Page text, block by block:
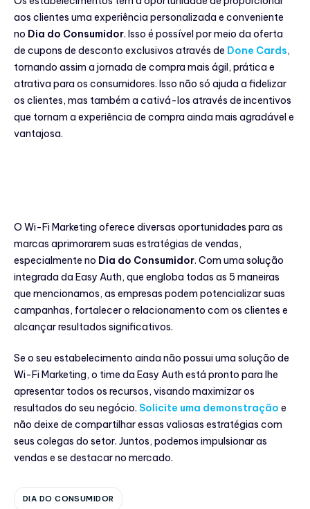
aos clientes uma experiência personalizada e conveniente
no Dia do Consumidor. Isso é possível por meio da oferta
de cupons de desconto exclusivos através de Done Cards,
tornando assim a jornada de compra mais ágil, prática e
atrativa para os consumidores. Isso não só ajuda a fidelizar
os clientes, mas também a cativá-los através de incentivos
que tornam a experiência de compra ainda mais agradável e
vantajosa.
O Wi-Fi Marketing oferece diversas oportunidades para as
marcas aprimorarem suas estratégias de vendas,
especialmente no Dia do Consumidor. Com uma solução
integrada da Easy Auth, que engloba todas as 5 maneiras
que mencionamos, as empresas podem potencializar suas
campanhas, fortalecer o relacionamento com os clientes e
alcançar resultados significativos.
Se o seu estabelecimento ainda não possui uma solução de
Wi-Fi Marketing, o time da Easy Auth está pronto para lhe
apresentar todos os recursos, visando maximizar os
resultados do seu negócio. Solicite uma demonstração e
não deixe de compartilhar essas valiosas estratégias com
seus colegas do setor. Juntos, podemos impulsionar as
vendas e se destacar no mercado.
DIA DO CONSUMIDOR